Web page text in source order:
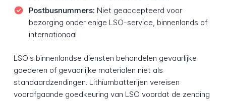
Postbusnummers: Niet geaccepteerd voor
bezorging onder enige LSO-service, binnenlands of
internationaal
LSO's binnenlandse diensten behandelen gevaarlijke
goederen of gevaarlijke materialen niet als
standaardzendingen. Lithiumbatterijen vereisen
voorafgaande goedkeuring van LSO voordat de zending